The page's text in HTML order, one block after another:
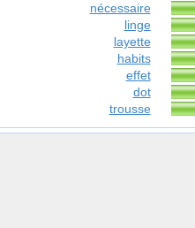
nécessaire
linge
layette
habits
effet
dot
trousse